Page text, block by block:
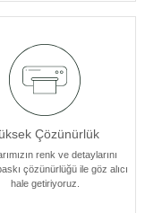
Çözünürlük
renk ve detaylarını
çözünürlüğü ile göz alıcı
hale getiriyoruz.